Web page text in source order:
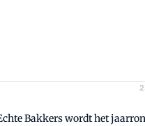
Bakkers wordt het